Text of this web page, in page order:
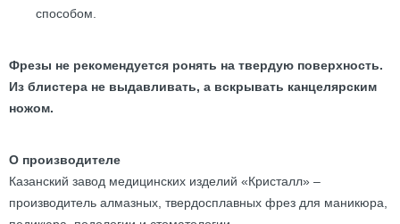
способом.
Фрезы не рекомендуется ронять на твердую поверхность.
Из блистера не выдавливать, а вскрывать канцелярским
ножом.
О производителе
Казанский завод медицинских изделий «Кристалл» –
производитель алмазных, твердосплавных фрез для маникюра,